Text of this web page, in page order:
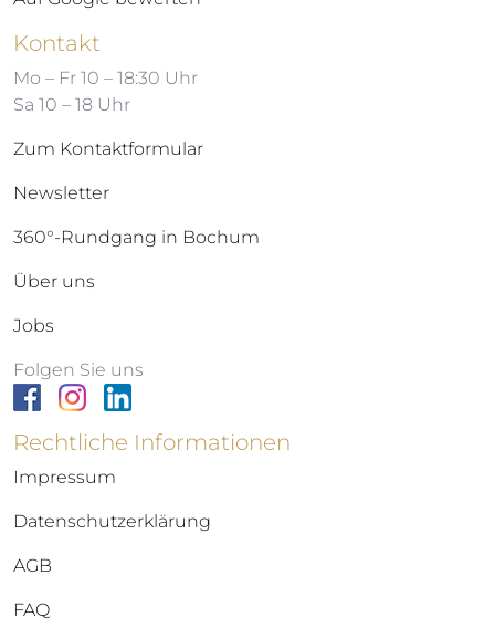
Kontakt
Mo – Fr 10 – 18:30 Uhr
Sa 10 – 18 Uhr
Zum Kontaktformular
Newsletter
360°-Rundgang in Bochum
Über uns
Jobs
Folgen Sie uns
Rechtliche Informationen
Impressum
Datenschutzerklärung
AGB
FAQ